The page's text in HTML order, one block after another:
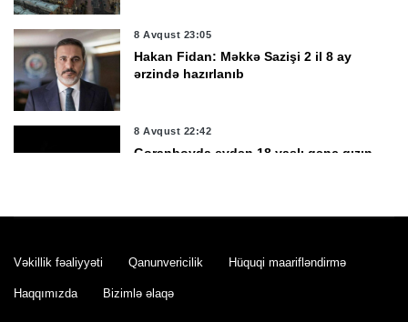
8 Avqust 23:05
Hakan Fidan: Məkkə Sazişi 2 il 8 ay
ərzində hazırlanıb
8 Avqust 22:42
Goranboyda evdən 18 yaşlı gənc qızın
Ukraynaya göndərməyə hazırlaşır
Vəkillik fəaliyyəti Qanunvericilik Hüquqi maarifləndirmə
Haqqımızda Bizimlə əlaqə